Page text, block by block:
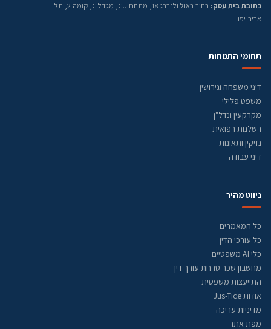
כתובת בית עסק:
רחוב ראול ולנברג 18, מתחם CU, מגדל C, קומה 2, תל
אביב-יפו
תחומי התמחות
דיני משפחה וגירושין
משפט פלילי
מקרקעין ונדל"ן
רשלנות רפואית
נזיקין ותאונות
דיני עבודה
ניווט מהיר
כל המאמרים
כל עורכי הדין
כלי AI משפטיים
מחשבון שכר טרחת עורך דין
התייעצות משפטית
אודות Jus-Tice
מדיניות עריכה
מפת אתר